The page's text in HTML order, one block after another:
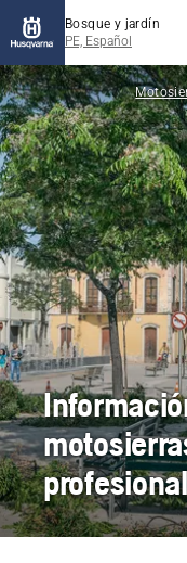
Bosque y jardín
PE, Español